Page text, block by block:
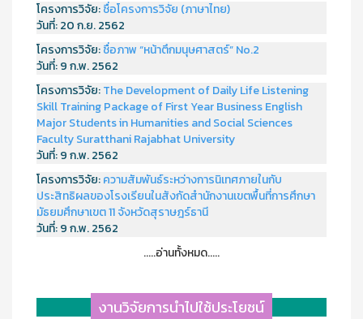
โครงการวิจัย:ชื่อโครงการวิจัย (ภาษาไทย)
วันที่:20 ก.ย. 2562
โครงการวิจัย:ชื่อภาพ “หน้าตึกมนุษศาสตร์” No.2
วันที่:9 ก.พ. 2562
โครงการวิจัย:The Development of Daily Life Listening
Skill Training Package of First Year Business English
Major Students in Humanities and Social Sciences
Faculty Suratthani Rajabhat University
วันที่:9 ก.พ. 2562
โครงการวิจัย:ความสัมพันธ์ระหว่างการนิเทศภายในกับ
ประสิทธิผลของโรงเรียนในสังกัดสำนักงานเขตพื้นที่การศึกษา
มัธยมศึกษาเขต 11 จังหวัดสุราษฎร์ธานี
วันที่:9 ก.พ. 2562
.....อ่านทั้งหมด.....
งานวิจัยการนำไปใช้ประโยชน์